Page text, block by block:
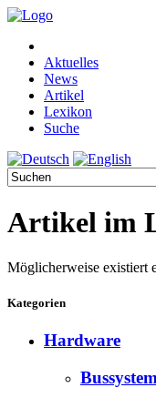
Aktuelles
News
Artikel
Lexikon
Suche
Artikel im
Möglicherweise existiert
Kategorien
Hardware
Bussystem